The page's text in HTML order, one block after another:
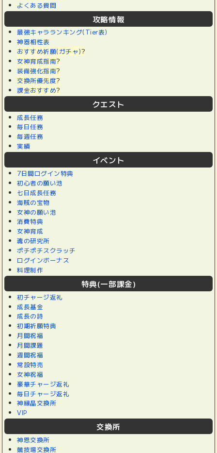
よくある質問
攻略情報
最強キャラランキング(Tier表)
神器相性表
おすすめ祈願(ガチャ)?
女神育成指南?
装備強化指南?
交換所優先度?
課金おすすめ?
クエスト
成長任務
毎日任務
毎週任務
実績
イベント
7日間ログイン特典
初心者の願い池
七日成長任務
海賊の宝物
女神の願い池
消費特典
女神育成
魂の研究所
ポチポチスクラッチ
ログインボーナス
料理制作
特典(一部課金)
初チャージ返礼
成長基金
成長の詩
初期祈願特典
月間祝福
月間課題
週間祝福
常設特売
女神祝福
豪華チャージ返礼
毎日チャージ返礼
神縁晶交換所
VIP
交換所
神恩交換所
競技場交換所